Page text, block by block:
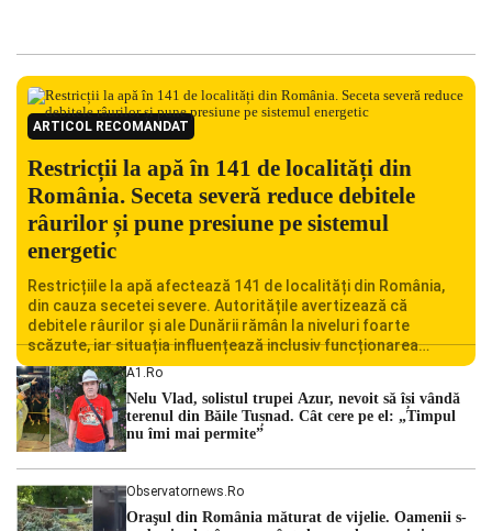
ARTICOL RECOMANDAT
Restricții la apă în 141 de localități din
România. Seceta severă reduce debitele
râurilor și pune presiune pe sistemul
energetic
Restricțiile la apă afectează 141 de localități din România,
din cauza secetei severe. Autoritățile avertizează că
debitele râurilor și ale Dunării rămân la niveluri foarte
scăzute, iar situația influențează inclusiv funcționarea
Centralei Nucleare de la Cernavodă. România se confruntă
cu una dintre cele mai dificile perioade din punct de vedere
hidrologic din ultimii ani. Lipsa […]
A1.ro
Nelu Vlad, solistul trupei Azur, nevoit să își vândă
terenul din Băile Tușnad. Cât cere pe el: „Timpul
nu îmi mai permite”
Observatornews.ro
Oraşul din România măturat de vijelie. Oamenii s-